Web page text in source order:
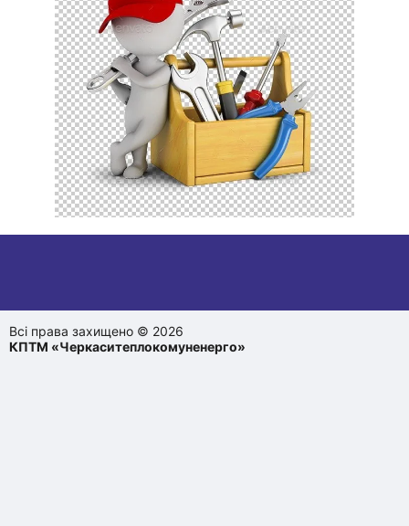
Всі права захищено © 2026
КПТМ «Черкаситеплокомуненерго»